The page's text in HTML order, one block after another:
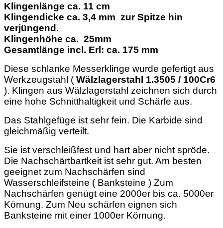
Klingenlänge ca. 11 cm
Klingendicke ca. 3,4 mm zur Spitze hin
verjüngend.
Klingenhöhe ca. 25mm
Gesamtlänge incl. Erl: ca. 175 mm
Diese schlanke Messerklinge wurde gefertigt aus
Werkzeugstahl ( Wälzlagerstahl 1.3505 / 100Cr6
). Klingen aus Wälzlagerstahl zeichnen sich durch
eine hohe Schnitthaltigkeit und Schärfe aus.
Das Stahlgefüge ist sehr fein. Die Karbide sind
gleichmäßig verteilt.
Sie ist verschleißfest und hart aber nicht spröde.
Die Nachschärtbartkeit ist sehr gut. Am besten
geeignet zum Nachschärfen sind
Wasserschleifsteine ( Banksteine ) Zum
Nachschärfen genügt eine 2000er bis ca. 5000er
Körnung. Zum Neu schärfen eignen sich
Banksteine mit einer 1000er Körnung.